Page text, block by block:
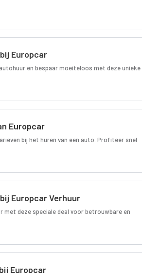
Europcar
en bespaar moeiteloos met deze unieke
Europcar
bij het huren van een auto. Profiteer snel
Europcar Verhuur
met deze speciale deal voor betrouwbare en
Europcar